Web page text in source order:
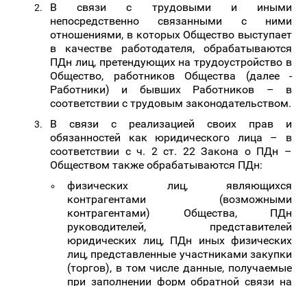
В связи с трудовыми и иными
непосредственно связанными с ними
отношениями, в которых Общество выступает
в качестве работодателя, обрабатываются
ПДн лиц, претендующих на трудоустройство в
Общество,
работников Общества
(далее -
Работники) и бывших Работников – в
соответствии с трудовым законодательством.
В связи с реализацией своих прав и
обязанностей как юридического лица – в
соответствии с ч. 2 ст. 22 Закона о ПДн –
Обществом также обрабатываются ПДн:
физических лиц, являющихся
контрагентами (возможными
контрагентами) Общества, ПДн
руководителей, представителей
юридических лиц, ПДн иных физических
лиц, представленные участниками закупки
(торгов), в том числе данные, получаемые
при заполнении форм обратной связи на